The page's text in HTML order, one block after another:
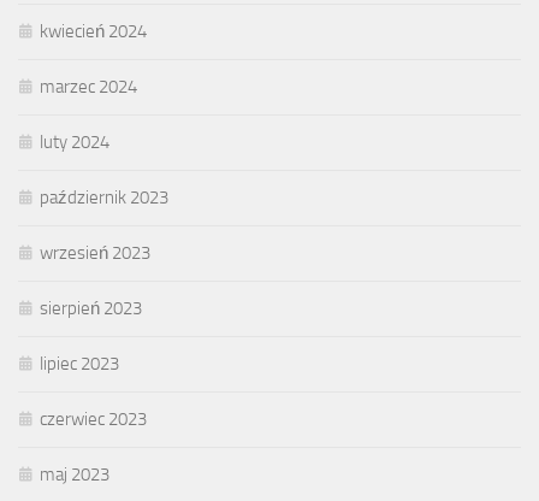
kwiecień 2024
marzec 2024
luty 2024
październik 2023
wrzesień 2023
sierpień 2023
lipiec 2023
czerwiec 2023
maj 2023